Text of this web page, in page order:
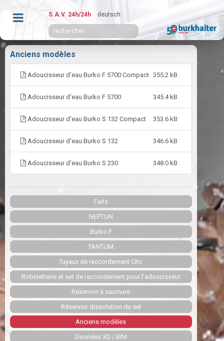
S.A.V. 24h/24h deutsch
Anciens modèles
Adoucisseur d'eau Burko F 5700 Compact 355.2 kB
Adoucisseur d'eau Burko F 5700 345.4 kB
Adoucisseur d'eau Burko S 132 Compact 353.6 kB
Adoucisseur d'eau Burko S 132 346.6 kB
Adoucisseur d'eau Burko S 230 348.0 kB
Faits
NEPTUN
Burko F
TANTUM
Tuyaux de raccordement Cito
Robinetterie et set de raccordement pour l'adoucisseur
Réservoir à saumure
Réservoir dissolution du sel
Anciens modèles
Données 3D / BIM